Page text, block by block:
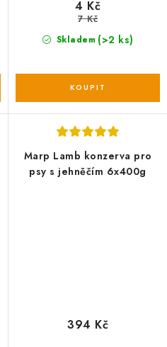
Skladem (>2 ks)
4 Kč
7 Kč
Marp Lamb konzerva pro
psy s jehněčím 6x400g
394 Kč